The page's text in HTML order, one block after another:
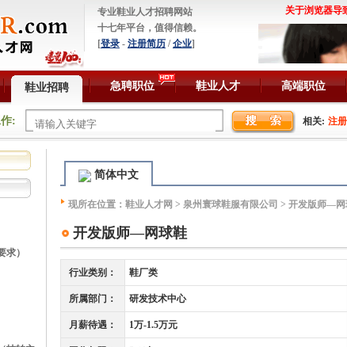
专业鞋业人才招聘网站
十七年平台，值得信赖。
[登录 - 注册简历 /企业]
关于浏览器导
鞋业招聘 急聘职位 鞋业人才 高端职位
: 相关: 注
简体中文
现所在位置： 鞋业人才网 > 泉州寰球鞋服有限公司 > 开发版师—网
开发版师—网球鞋
行业类别： 鞋厂类
所属部门： 研发技术中心
月薪待遇： 1万-1.5万元
）